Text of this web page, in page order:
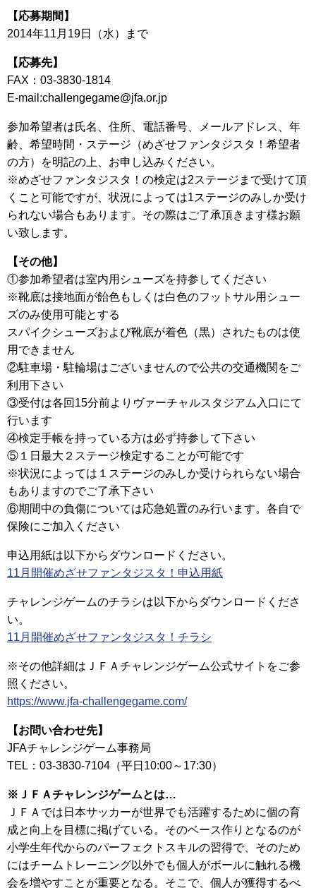
【応募期間】
2014年11月19日（水）まで
【応募先】
FAX：03-3830-1814
E-mail:challengegame@jfa.or.jp
参加希望者は氏名、住所、電話番号、メールアドレス、年
齢、希望時間・ステージ（めざせファンタジスタ！希望者
の方）を明記の上、お申し込みください。
※めざせファンタジスタ！の検定は2ステージまで受けて頂
くこと可能ですが、状況によっては1ステージのみしか受け
られない場合もあります。その際はご了承頂きます様お願
い致します。
【その他】
①参加希望者は室内用シューズを持参してください
※靴底は接地面が飴色もしくは白色のフットサル用シュー
ズのみ使用可能とする
スパイクシューズおよび靴底が着色（黒）されたものは使
用できません
②駐車場・駐輪場はございませんので公共の交通機関をご
利用下さい
③受付は各回15分前よりヴァーチャルスタジアム入口にて
行います
④検定手帳を持っている方は必ず持参して下さい
⑤１日最大２ステージ検定することが可能です
※状況によっては１ステージのみしか受けられらない場合
もありますのでご了承下さい
⑥期間中の負傷については応急処置のみ行います。各自で
保険にご加入ください
申込用紙は以下からダウンロードください。
11月開催めざせファンタジスタ！申込用紙
チャレンジゲームのチラシは以下からダウンロードくださ
い。
11月開催めざせファンタジスタ！チラシ
※その他詳細はＪＦＡチャレンジゲーム公式サイトをご参
照ください。
https://www.jfa-challengegame.com/
【お問い合わせ先】
JFAチャレンジゲーム事務局
TEL：03-3830-7104（平日10:00～17:30）
※ＪＦＡチャレンジゲームとは…
ＪＦＡでは日本サッカーが世界でも活躍するために個の育
成と向上を目標に掲げている。そのベース作りとなるのが
小学生年代からのパーフェクトスキルの習得で、そのため
にはチームトレーニング以外でも個人がボールに触れる機
会を増やすことが重要となる。そこで、個人が獲得するべ